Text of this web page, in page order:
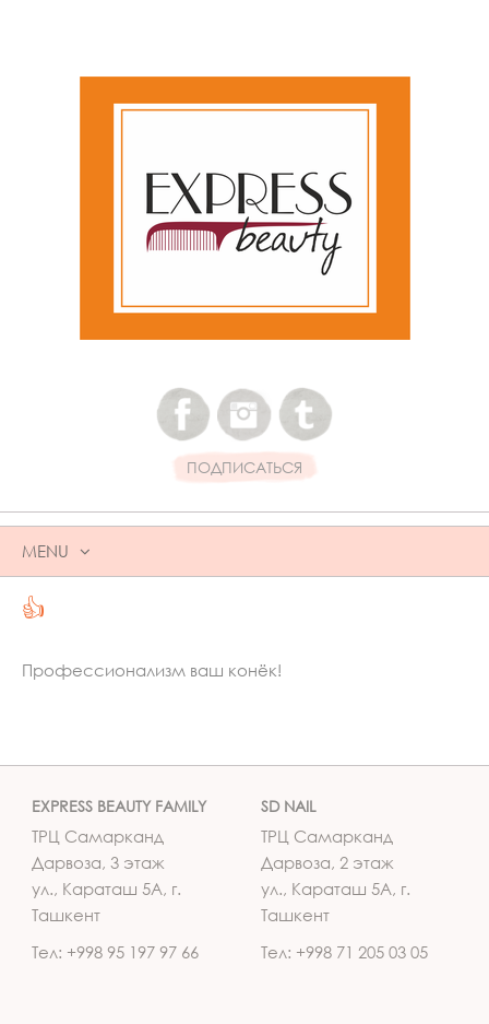
ПОДПИСАТЬСЯ
MENU
SKIP
TO
👍
Профессионализм ваш конёк!
EXPRESS BEAUTY FAMILY
ТРЦ Самарканд
Дарвоза, 3 этаж
ул., Караташ 5А, г.
Ташкент
Тел: +998 95 197 97 66
SD NAIL
ТРЦ Самарканд
Дарвоза, 2 этаж
ул., Караташ 5А, г.
Ташкент
Тел: +998 71 205 03 05